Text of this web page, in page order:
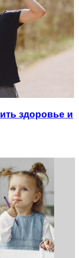
здоровье и